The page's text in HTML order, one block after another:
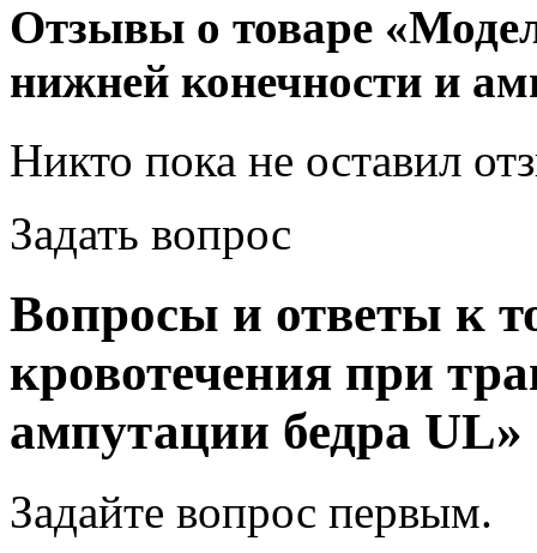
Отзывы о товаре
нижней конечности и
Никто пока не оставил
Задать вопрос
Вопросы и ответы к
кровотечения при
ампутации бедра UL»
Задайте вопрос первым.